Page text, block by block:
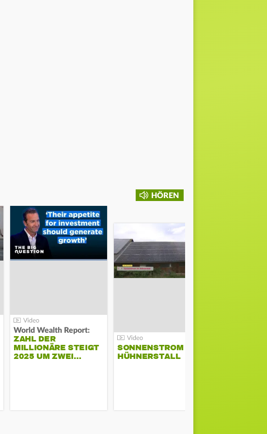
HÖREN
World Wealth Report:
ZAHL DER
MILLIONÄRE STEIGT
2025 UM ZWEI…
SONNENSTROM IM
HÜHNERSTALL